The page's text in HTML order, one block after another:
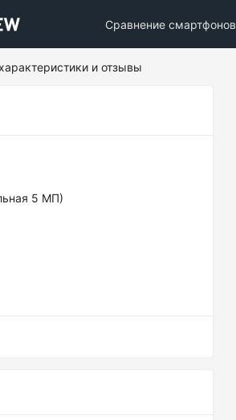
Сравнение смартфонов
и отзывы
5 МП)